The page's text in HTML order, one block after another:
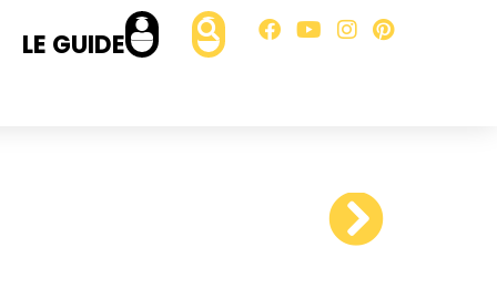
LE GUIDE